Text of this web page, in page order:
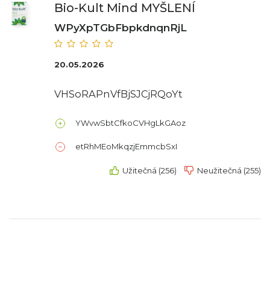
Bio-Kult Mind MYŠLENÍ
WPyXpTGbFbpkdnqnRjL
20.05.2026
VHSoRAPnVfBjSJCjRQoYt
YWvwSbtCfkoCVHgLkGAoz
etRhMEoMkqzjEmmcbSxI
Užitečná (256) Neužitečná (255)